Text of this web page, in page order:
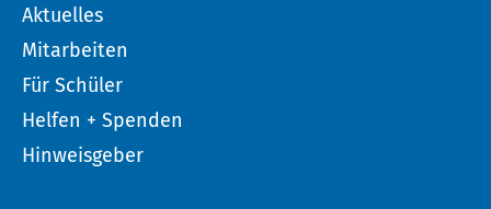
Aktuelles
Mitarbeiten
Für Schüler
Helfen + Spenden
Hinweisgeber